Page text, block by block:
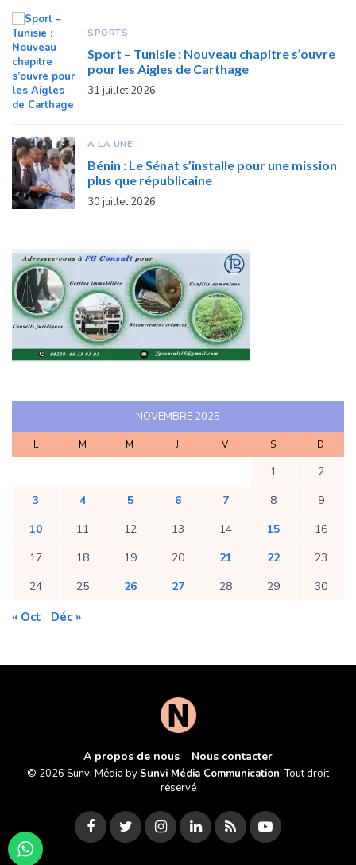
SPORTS
Sport – Tunisie : Nouveau chapitre s’ouvre
pour les Aigles de Carthage
31 juillet 2026
A LA UNE
Bénin : Le Sénat s’installe pour une mission
plus que républicaine
30 juillet 2026
NOVEMBRE 2025
L M M J V S D
1
2
3
4 5 6 7 8
9
10
11 12 13 14 15
16
17
18 19 20 21 22
23
24
25 26 27 28 29 30
« Oct Déc »
A propos de nous Nous contacter
© 2026 Sunvi Média by Sunvi Média Communication. Tout droit
réservé